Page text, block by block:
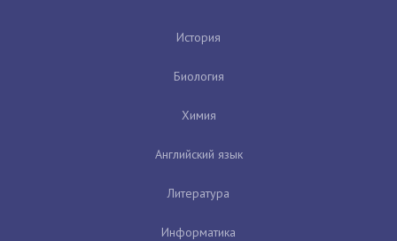
История
Биология
Химия
Английский язык
Литература
Информатика